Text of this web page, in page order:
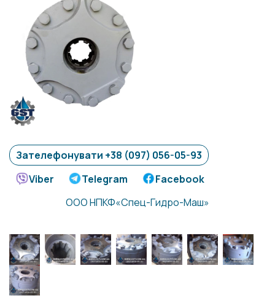
Зателефонувати +38 (097) 056-05-93
Viber
Telegram
Facebook
ООО НПКФ«Спец-Гидро-Маш»